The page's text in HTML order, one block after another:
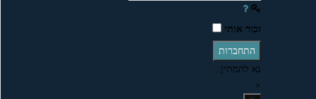
זכור אותי
התחברות
נא להמתין...
×